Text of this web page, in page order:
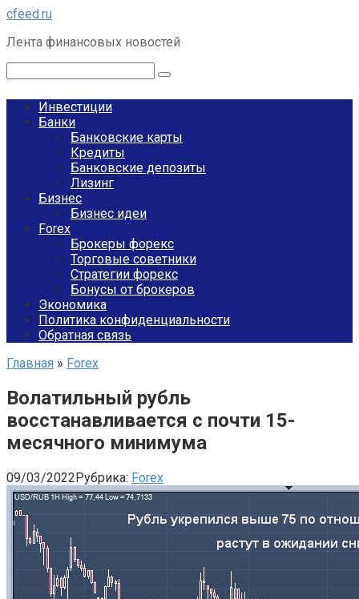
Перейти
контенту
cfeed.ru
Лента финансовых новостей
Инвестиции
Банки
Банковские карты
Кредиты
Банковские депозиты
Лизинг
Бизнес
Бизнес идеи
Forex
Брокеры форекс
Торговые советники
Стратегии форекс
Бонусы от брокеров
Экономика
Политика конфиденциальности
Обратная связь
Главная » Forex
Волатильный рубль
восстанавливается с почти 15-
месячного минимума
09/03/2022Рубрика: Forex